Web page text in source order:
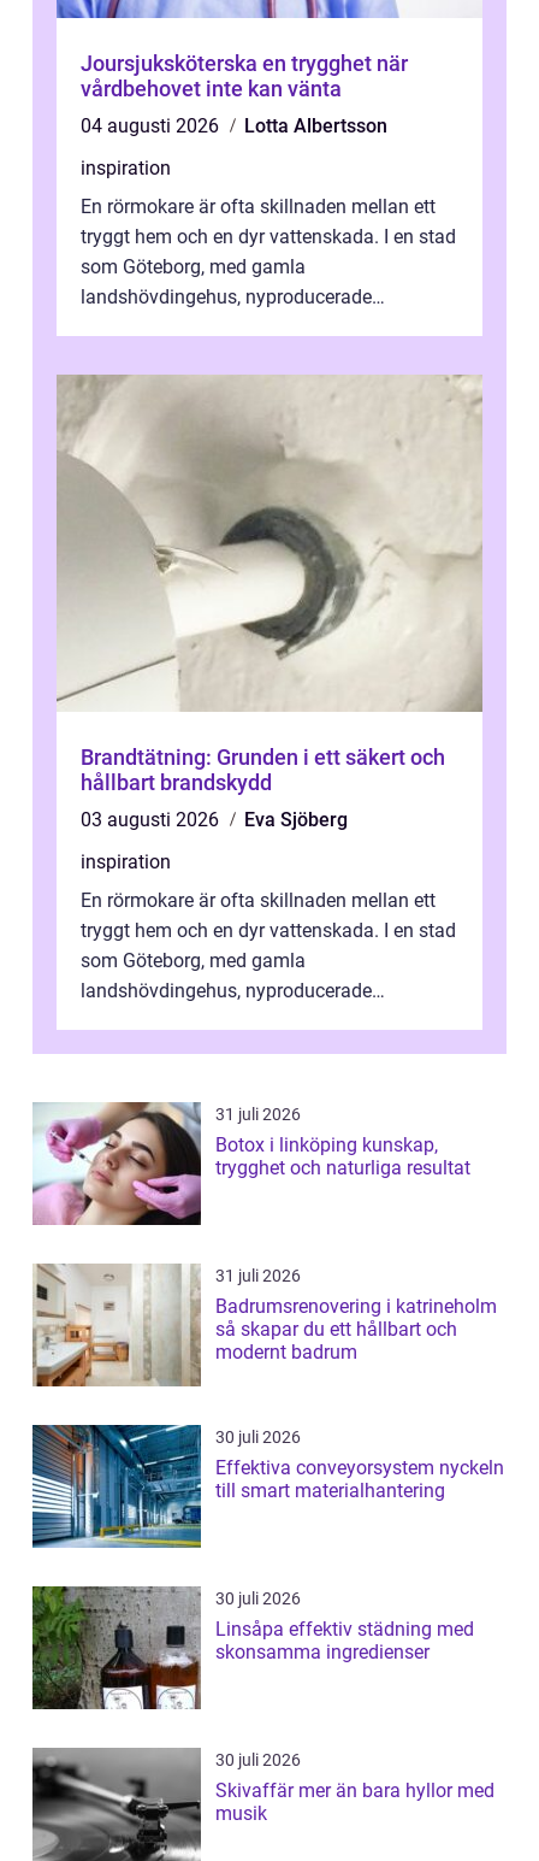
Joursjuksköterska en trygghet när
vårdbehovet inte kan vänta
04 augusti 2026
Lotta Albertsson
inspiration
En rörmokare är ofta skillnaden mellan ett
tryggt hem och en dyr vattenskada. I en stad
som Göteborg, med gamla
landshövdingehus, nyproducerade
Brandtätning: Grunden i ett säkert och
hållbart brandskydd
03 augusti 2026
Eva Sjöberg
inspiration
En rörmokare är ofta skillnaden mellan ett
tryggt hem och en dyr vattenskada. I en stad
som Göteborg, med gamla
landshövdingehus, nyproducerade
ställs höga k...
31 juli 2026
Botox i linköping kunskap,
trygghet och naturliga resultat
31 juli 2026
Badrumsrenovering i katrineholm
så skapar du ett hållbart och
modernt badrum
30 juli 2026
Effektiva conveyorsystem nyckeln
till smart materialhantering
30 juli 2026
Linsåpa effektiv städning med
skonsamma ingredienser
30 juli 2026
Skivaffär mer än bara hyllor med
musik